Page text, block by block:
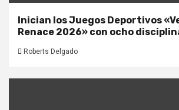
Inician los Juegos Deportivos
Renace 2026» con ocho
Roberts Delgado